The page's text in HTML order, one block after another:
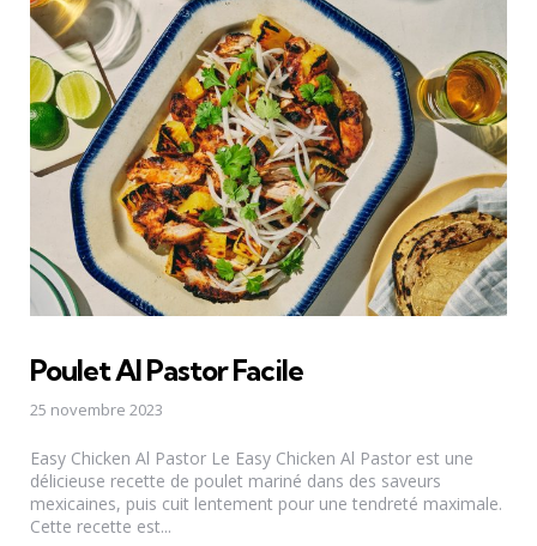
Poulet Al Pastor Facile
25 novembre 2023
Easy Chicken Al Pastor Le Easy Chicken Al Pastor est une
délicieuse recette de poulet mariné dans des saveurs
mexicaines, puis cuit lentement pour une tendreté maximale.
Cette recette est...